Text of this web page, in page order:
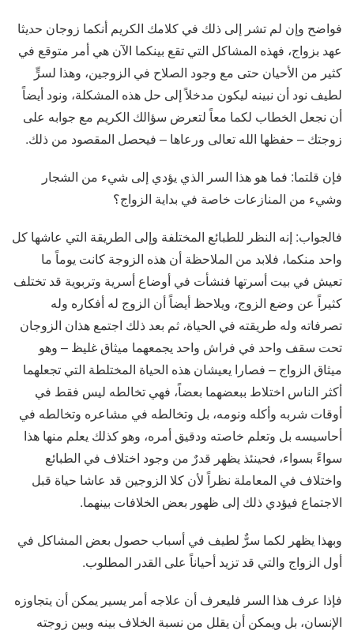
فواضح وإن لم تشر إلى ذلك في كلامك الكريم أنكما زوجان حديثا
عهد بزواج، فهذه المشاكل التي تقع بينكما الآن هي أمر متوقع في
كثير من الأحيان حتى مع وجود الصلاح في الزوجين، وهذا لسرٍّ
لطيف نود أن نبينه ليكون مدخلاً إلى حل هذه المشكلة، ونود أيضاً
أن نجعل الخطاب لكما معاً لتعرض سؤالك الكريم مع جوابه على
زوجتك – حفظها الله تعالى ورعاها – فيحصل المقصود من ذلك.
فإن قلتما: فما هو هذا السر الذي يؤدي إلى شيء من الشجار
وشيء من المنازعات خاصة في بداية الزواج؟
فالجواب: إنه النظر للطبائع المختلفة وإلى الطريقة التي عاشها كل
واحد منكما، فلابد من الملاحظة أن هذه الزوجة كانت يوماً ما
تعيش في بيت أسرتها فنشأت في أوضاع أسرية وتربوية قد تختلف
كثيراً عن وضع الزوج، ويلاحظ أيضاً أن الزوج له أفكاره وله
تصرفاته وله طريقته في الحياة، ثم بعد ذلك اجتمع هذان الزوجان
تحت سقف واحد في فراش واحد يجمعهما ميثاق غليظ – وهو
ميثاق الزواج – فصارا يعيشان هذه الحياة المختلطة التي تجعلهما
أكثر الناس اختلاط ببعضهما بعضاً، فهي تخالطه ليس فقط في
أوقات شربه وأكله ونومه، بل وتخالطه في مشاعره وتخالطه في
أحاسيسه بل وتعلم خاصته ودقيق أمره، وهو كذلك يعلم منها هذا
سواءً بسواء، فحينئذ يظهر قدرٌ من وجود اختلاف في الطبائع
واختلاف في المعاملة نظراً لأن كلا الزوجين قد عاشا حياة قبل
الاجتماع فيؤدي ذلك إلى ظهور بعض الخلافات بينهما.
وبهذا يظهر لكما سرٌّ لطيف في أسباب حصول بعض المشاكل في
أول الزواج والتي قد تزيد أحياناً على القدر المطلوب.
فإذا عرف هذا السر فليعرف أن علاجه أمر يسير يمكن أن يتجاوزه
الإنسان، بل ويمكن أن يقلل من نسبة الخلاف بينه وبين زوجته